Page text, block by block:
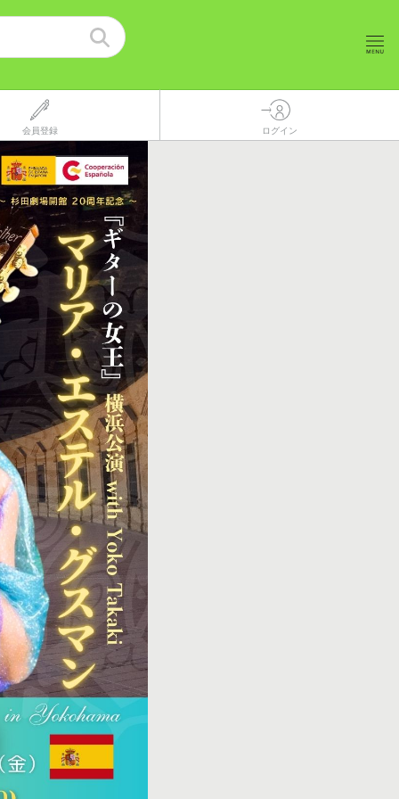
会員登録 ログイン